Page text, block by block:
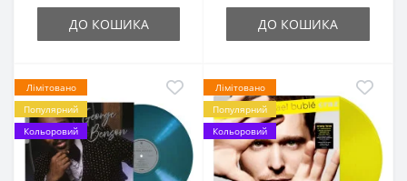
ДО КОШИКА ДО КОШИКА
Лімітовано
Популярний
Кольоровий
Лімітовано
Популярний
Кольоровий